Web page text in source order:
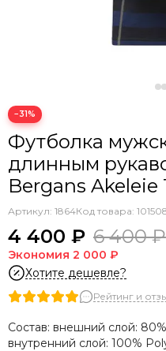
−31%
Футболка
длинным
Bergans Akeleie
Артикул: 1864Код товара:
4 400 ₽ 6 400 ₽
Экономия 2 000 ₽
Хотите дешевле?
Рейтинг и
Состав: внешний слой:
внутренний слой: 100%